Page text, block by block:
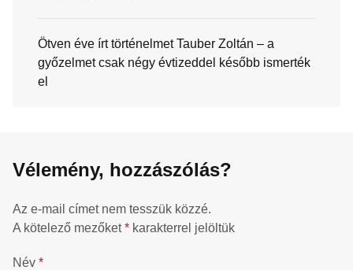
Ötven éve írt történelmet Tauber Zoltán – a
győzelmet csak négy évtizeddel később ismerték
el
Vélemény, hozzászólás?
Az e-mail címet nem tesszük közzé.
A kötelező mezőket* karakterrel jelöltük
Név *